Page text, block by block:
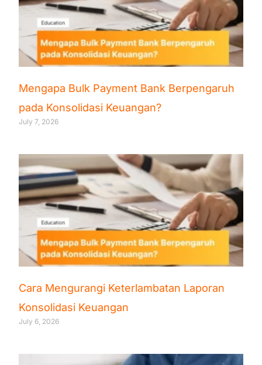
Mengapa Bulk Payment Bank Berpengaruh
pada Konsolidasi Keuangan?
July 7, 2026
Cara Mengurangi Keterlambatan Laporan
Konsolidasi Keuangan
July 6, 2026